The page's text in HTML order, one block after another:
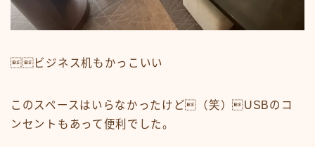
ビジネス机もかっこいい
このスペースはいらなかったけど（笑）USBのコ
ンセントもあって便利でした。